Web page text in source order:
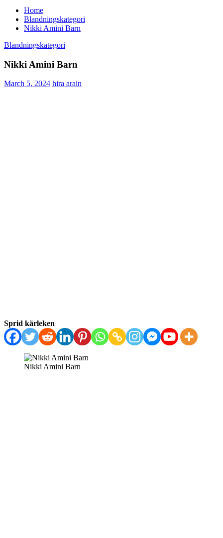
Home
Blandningskategori
Nikki Amini Barn
Blandningskategori
Nikki Amini Barn
March 5, 2024 hira arain
Sprid kärleken
Nikki Amini Barn